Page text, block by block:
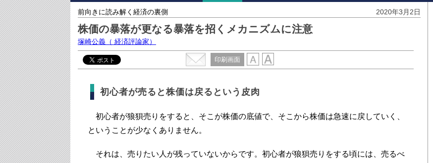
前向きに読み解く経済の裏側 2020年3月2日
株価の暴落が更なる暴落を招くメカニズムに注意
塚崎公義 （ 経済評論家）
印刷画面
初心者が売ると株価は戻るという皮肉
初心者が狼狽売りをすると、そこが株価の底値で、そこから株価は急速に戻していく、
ということが少なくありません。
それは、売りたい人が残っていないからです。初心者が狼狽売りをする頃には、売るべ